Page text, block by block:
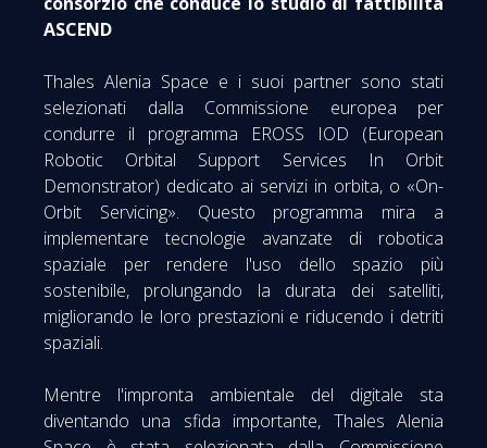
ASCEND
Thales Alenia Space e i suoi partner sono stati
selezionati dalla Commissione europea per
condurre il programma EROSS IOD (European
Robotic Orbital Support Services In Orbit
Demonstrator) dedicato ai servizi in orbita, o «On-
Orbit Servicing». Questo programma mira a
implementare tecnologie avanzate di robotica
spaziale per rendere l'uso dello spazio più
sostenibile, prolungando la durata dei satelliti,
migliorando le loro prestazioni e riducendo i detriti
spaziali.
Mentre l'impronta ambientale del digitale sta
diventando una sfida importante, Thales Alenia